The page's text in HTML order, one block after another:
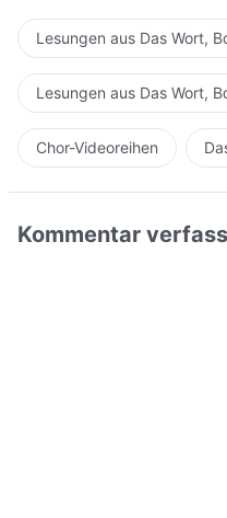
Lesungen aus Das Wort,
Lesungen aus Das Wort,
Chor-Videoreihen
Kommentar